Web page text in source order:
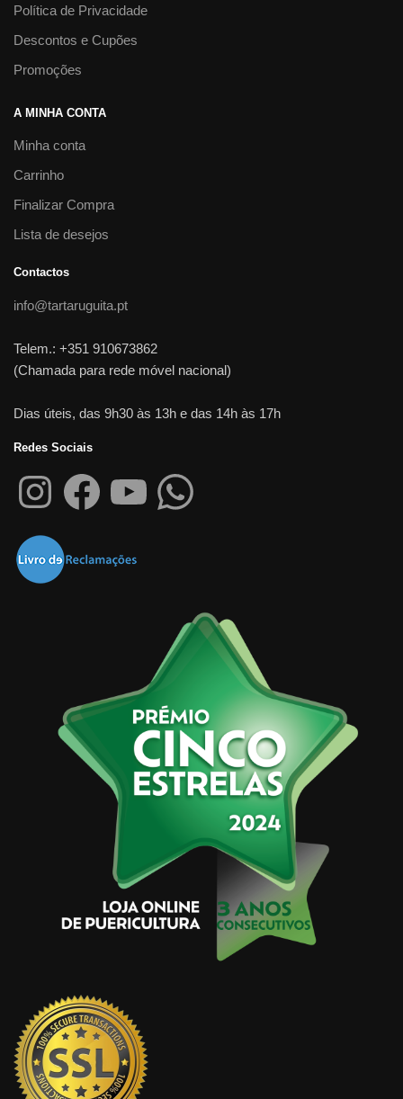
Política de Privacidade
Descontos e Cupões
Promoções
A MINHA CONTA
Minha conta
Carrinho
Finalizar Compra
Lista de desejos
Contactos
info@tartaruguita.pt
Telem.: +351 910673862
(Chamada para rede móvel nacional)
Dias úteis, das 9h30 às 13h e das 14h às 17h
Redes Sociais